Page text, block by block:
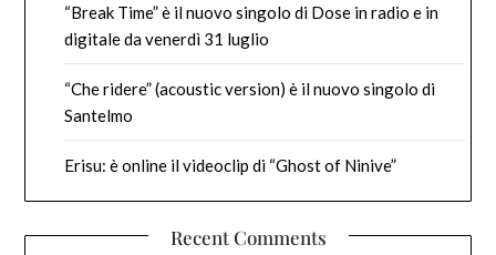
“Break Time” è il nuovo singolo di Dose in radio e in
digitale da venerdì 31 luglio
“Che ridere” (acoustic version) è il nuovo singolo di
Santelmo
Erisu: è online il videoclip di “Ghost of Ninive”
Recent Comments